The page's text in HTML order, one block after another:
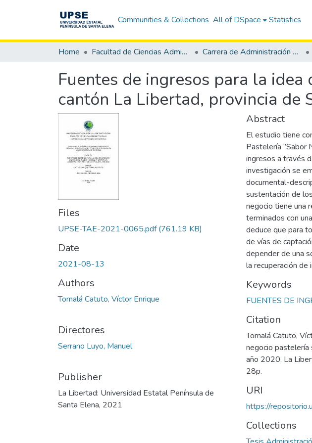
Communities & Collections All of DSpace Statistics
Home Facultad de Ciencias Administrativas Carrera de Administración de Empresas
Fuentes de ingresos para la
cantón La Libertad, provincia de
Files
UPSE-TAE-2021-0065.pdf(761.19 KB)
Date
2021-08-13
Authors
Tomalá Catuto, Víctor Enrique
Directores
Serrano Luyo, Manuel
Publisher
La Libertad: Universidad Estatal Península de
Santa Elena, 2021
Abstract
El estudio tiene
Pastelería
ingresos a través
investigación se
documental-
sustentación de
negocio tiene una
terminados con
deduce que para
de vías de
depender de una
la recuperación
Keywords
FUENTES DE
Citation
Tomalá Catuto,
negocio pastelería
año 2020. La
28p.
URI
https://
Collections